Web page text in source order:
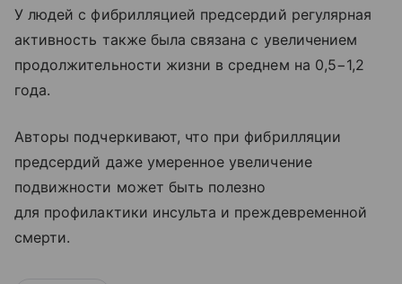
У людей с фибрилляцией предсердий регулярная
активность также была связана с увеличением
продолжительности жизни в среднем на 0,5−1,2
года.
Авторы подчеркивают, что при фибрилляции
предсердий даже умеренное увеличение
подвижности может быть полезно
для профилактики инсульта и преждевременной
смерти.